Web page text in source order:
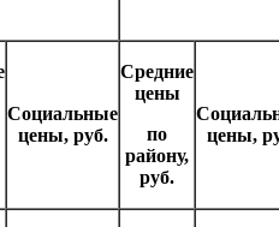
Социальные
цены, руб.
Средние
цены
по
району,
руб.
цены,